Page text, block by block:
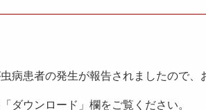
病患者の発生が報告されましたので、
ダウンロード」欄をご覧ください。